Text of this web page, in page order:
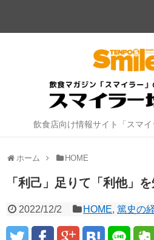
飲食店向け情報サイト「スマ
ホーム HOME
「利己」足りて「利他」
2022/12/2 HOME,篤史の